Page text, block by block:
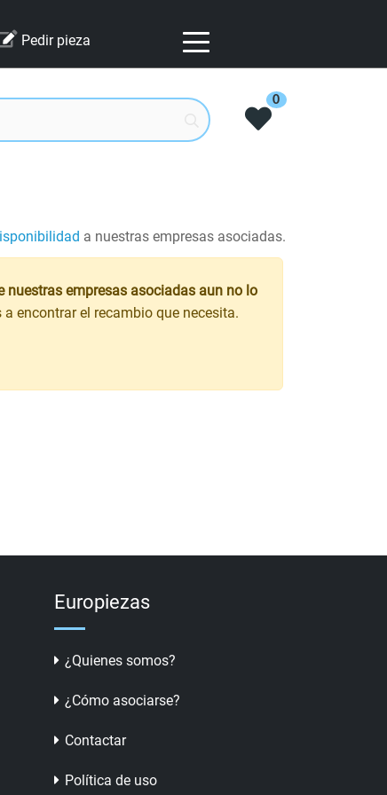
Pedir pieza
0
a nuestras empresas asociadas.
nuestras empresas asociadas aun no lo
encontrar el recambio que necesita.
Europiezas
¿Quienes somos?
¿Cómo asociarse?
Contactar
Política de uso